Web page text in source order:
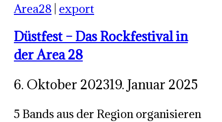
Live
Area28 | export
Düstfest – Das Rockfestival in
der Area 28
6. Oktober 202319. Januar 2025
5 Bands aus der Region organisieren